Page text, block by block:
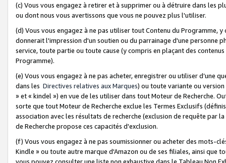
(c) Vous vous engagez à retirer et à supprimer ou à détruire dans les
ou dont nous vous avertissons que vous ne pouvez plus l'utiliser.
(d) Vous vous engagez à ne pas utiliser tout Contenu du Programme,
donnerait l'impression d'un soutien ou du parrainage d'une personne
service, toute partie ou toute cause (y compris en plaçant des
Programme).
(e) Vous vous engagez à ne pas acheter, enregistrer ou utiliser d’une
dans les Directives relatives aux Marques) ou toute variante ou
» et « kindel ») en vue de les utiliser dans tout Moteur de Recherche.
sorte que tout Moteur de Recherche exclue les Termes Exclusifs
association avec les résultats de recherche (exclusion de requête
de Recherche propose ces capacités d'exclusion.
(f) Vous vous engagez à ne pas soumissionner ou acheter des mots-
Kindle » ou toute autre marque d'Amazon ou de ses filiales, ainsi que
vous pouvez consulter une liste non exhaustive dans le Tableau Non